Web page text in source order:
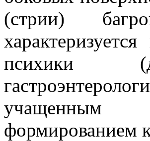
(стрии)
психики
учащенным
формированием